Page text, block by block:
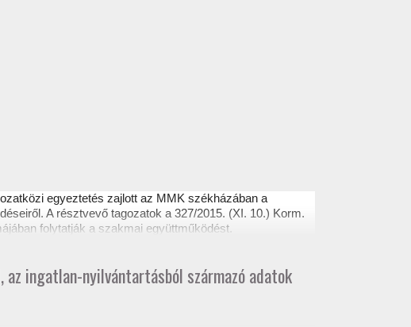
egyeztetés zajlott az MMK székházában a
A résztvevő tagozatok a 327/2015. (XI. 10.) Korm.
folytatják a szakmai együttműködést.
ingatlan-nyilvántartásból származó adatok